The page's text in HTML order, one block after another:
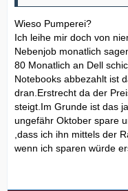
Wieso Pumperei?
Ich leihe mir doch von
Nebenjob monatlich
80 Monatlich an Dell
Notebooks abbezahlt ist
dran.Erstrecht da der
steigt.Im Grunde ist das
ungefähr Oktober spare
,dass ich ihn mittels der
wenn ich sparen würde